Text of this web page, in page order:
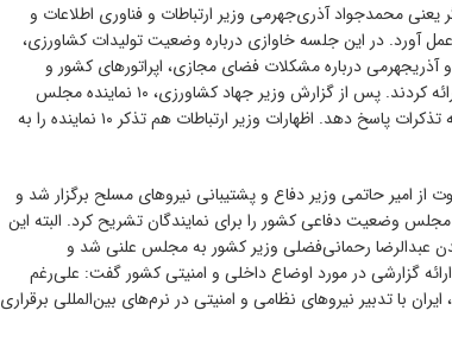
یعنی محمدجواد آذری‌جهرمی وزیر ارتباطات و فناوری اطلاعات و
آورد. در این جلسه خاوازی درباره‌ وضعیت تولیدات کشاورزی،
درباره مشکلات فضای مجازی، اپراتورهای کشور و
اقدامات انجام شده گزارشاتی به نمایندگان ارائه کردند. پس از گزارش وزیر جهاد کشاورزی، ۱۰ نماینده مجلس
یازدهم، تذکرات خود را اظهار کردند تا وزیر به تذکرات پاسخ دهد. اظهارات وزیر ارتباطات هم تذکر ۱۰ نماینده را به
امیر حاتمی وزیر دفاع و پشتیبانی نیروهای مسلح برگزار شد و
وضعیت دفاعی کشور را برای نمایندگان تشریح کرد. البته این
عبدالرضا رحمانی‌فضلی وزیر کشور به مجلس علنی شد و
گزارشی در مورد اوضاع داخلی و امنیتی کشور گفت: علی‌رغم
با تدبیر نیروهای نظامی و امنیتی در نرم‌های بین‌المللی برقراری